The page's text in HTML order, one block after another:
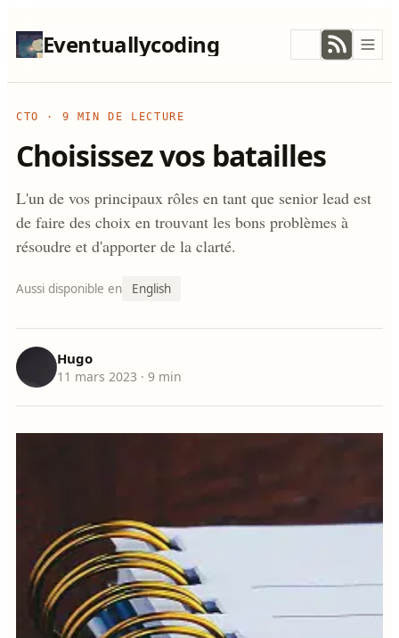
Eventuallycoding
CTO · 9 MIN DE LECTURE
Choisissez vos batailles
L'un de vos principaux rôles en tant que senior lead est
de faire des choix en trouvant les bons problèmes à
résoudre et d'apporter de la clarté.
Aussi disponible en English
Hugo
11 mars 2023 · 9 min